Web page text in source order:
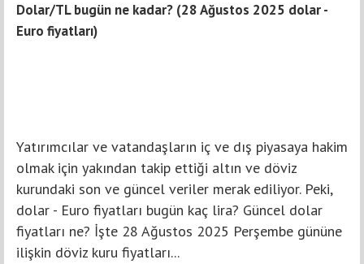
Dolar/TL bugün ne kadar? (28 Ağustos 2025 dolar -
Euro fiyatları)
Yatırımcılar ve vatandaşların iç ve dış piyasaya hakim
olmak için yakından takip ettiği altın ve döviz
kurundaki son ve güncel veriler merak ediliyor. Peki,
dolar - Euro fiyatları bugün kaç lira? Güncel dolar
fiyatları ne? İşte 28 Ağustos 2025 Perşembe gününe
ilişkin döviz kuru fiyatları...